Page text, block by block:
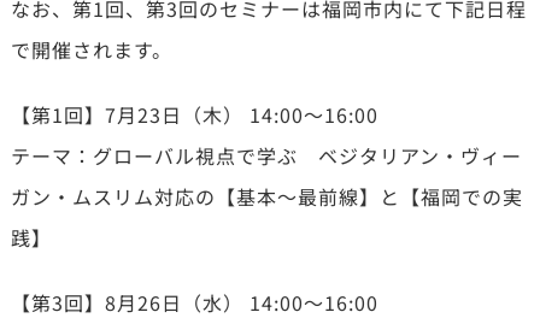
なお、第1回、第3回のセミナーは福岡市内にて下記日程
で開催されます。
【第1回】7月23日（木） 14:00～16:00
テーマ：グローバル視点で学ぶ ベジタリアン・ヴィー
ガン・ムスリム対応の【基本～最前線】と【福岡での実
践】
【第3回】8月26日（水） 14:00～16:00